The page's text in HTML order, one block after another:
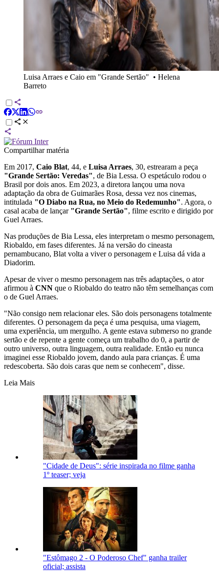
Luisa Arraes e Caio em "Grande Sertão" • Helena
Barreto
Compartilhar matéria
Em 2017, Caio Blat, 44, e Luisa Arraes, 30, estrearam a peça
"Grande Sertão: Veredas", de Bia Lessa. O espetáculo rodou o
Brasil por dois anos. Em 2023, a diretora lançou uma nova
adaptação da obra de Guimarães Rosa, dessa vez nos cinemas,
intitulada "O Diabo na Rua, no Meio do Redemunho". Agora, o
casal acaba de lançar "Grande Sertão", filme escrito e dirigido por
Guel Arraes.
Nas produções de Bia Lessa, eles interpretam o mesmo personagem,
Riobaldo, em fases diferentes. Já na versão do cineasta
pernambucano, Blat volta a viver o personagem e Luisa dá vida a
Diadorim.
Apesar de viver o mesmo personagem nas três adaptações, o ator
afirmou à CNN que o Riobaldo do teatro não têm semelhanças com
o de Guel Arraes.
"Não consigo nem relacionar eles. São dois personagens totalmente
diferentes. O personagem da peça é uma pesquisa, uma viagem,
uma experiência, um mergulho. A gente estava submerso no grande
sertão e de repente a gente começa um trabalho do 0, a partir de
outro universo, outra linguagem, outra realidade. Então eu nunca
imaginei esse Riobaldo jovem, dando aula para crianças. É uma
redescoberta. São dois caras que nem se conhecem", disse.
Leia Mais
"Cidade de Deus": série inspirada no filme ganha
1º teaser; veja
"Estômago 2 - O Poderoso Chef" ganha trailer
oficial; assista